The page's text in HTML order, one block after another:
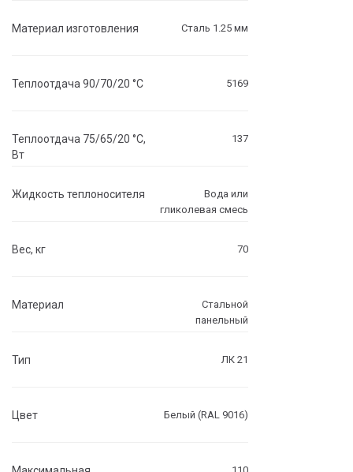
Материал изготовления Сталь 1.25 мм
Теплоотдача 90/70/20 °C 5169
Теплоотдача 75/65/20 °C,
Вт
137
Жидкость теплоносителя
Вода или
гликолевая смесь
Вес, кг 70
Материал
Стальной
панельный
Тип ЛК 21
Цвет Белый (RAL 9016)